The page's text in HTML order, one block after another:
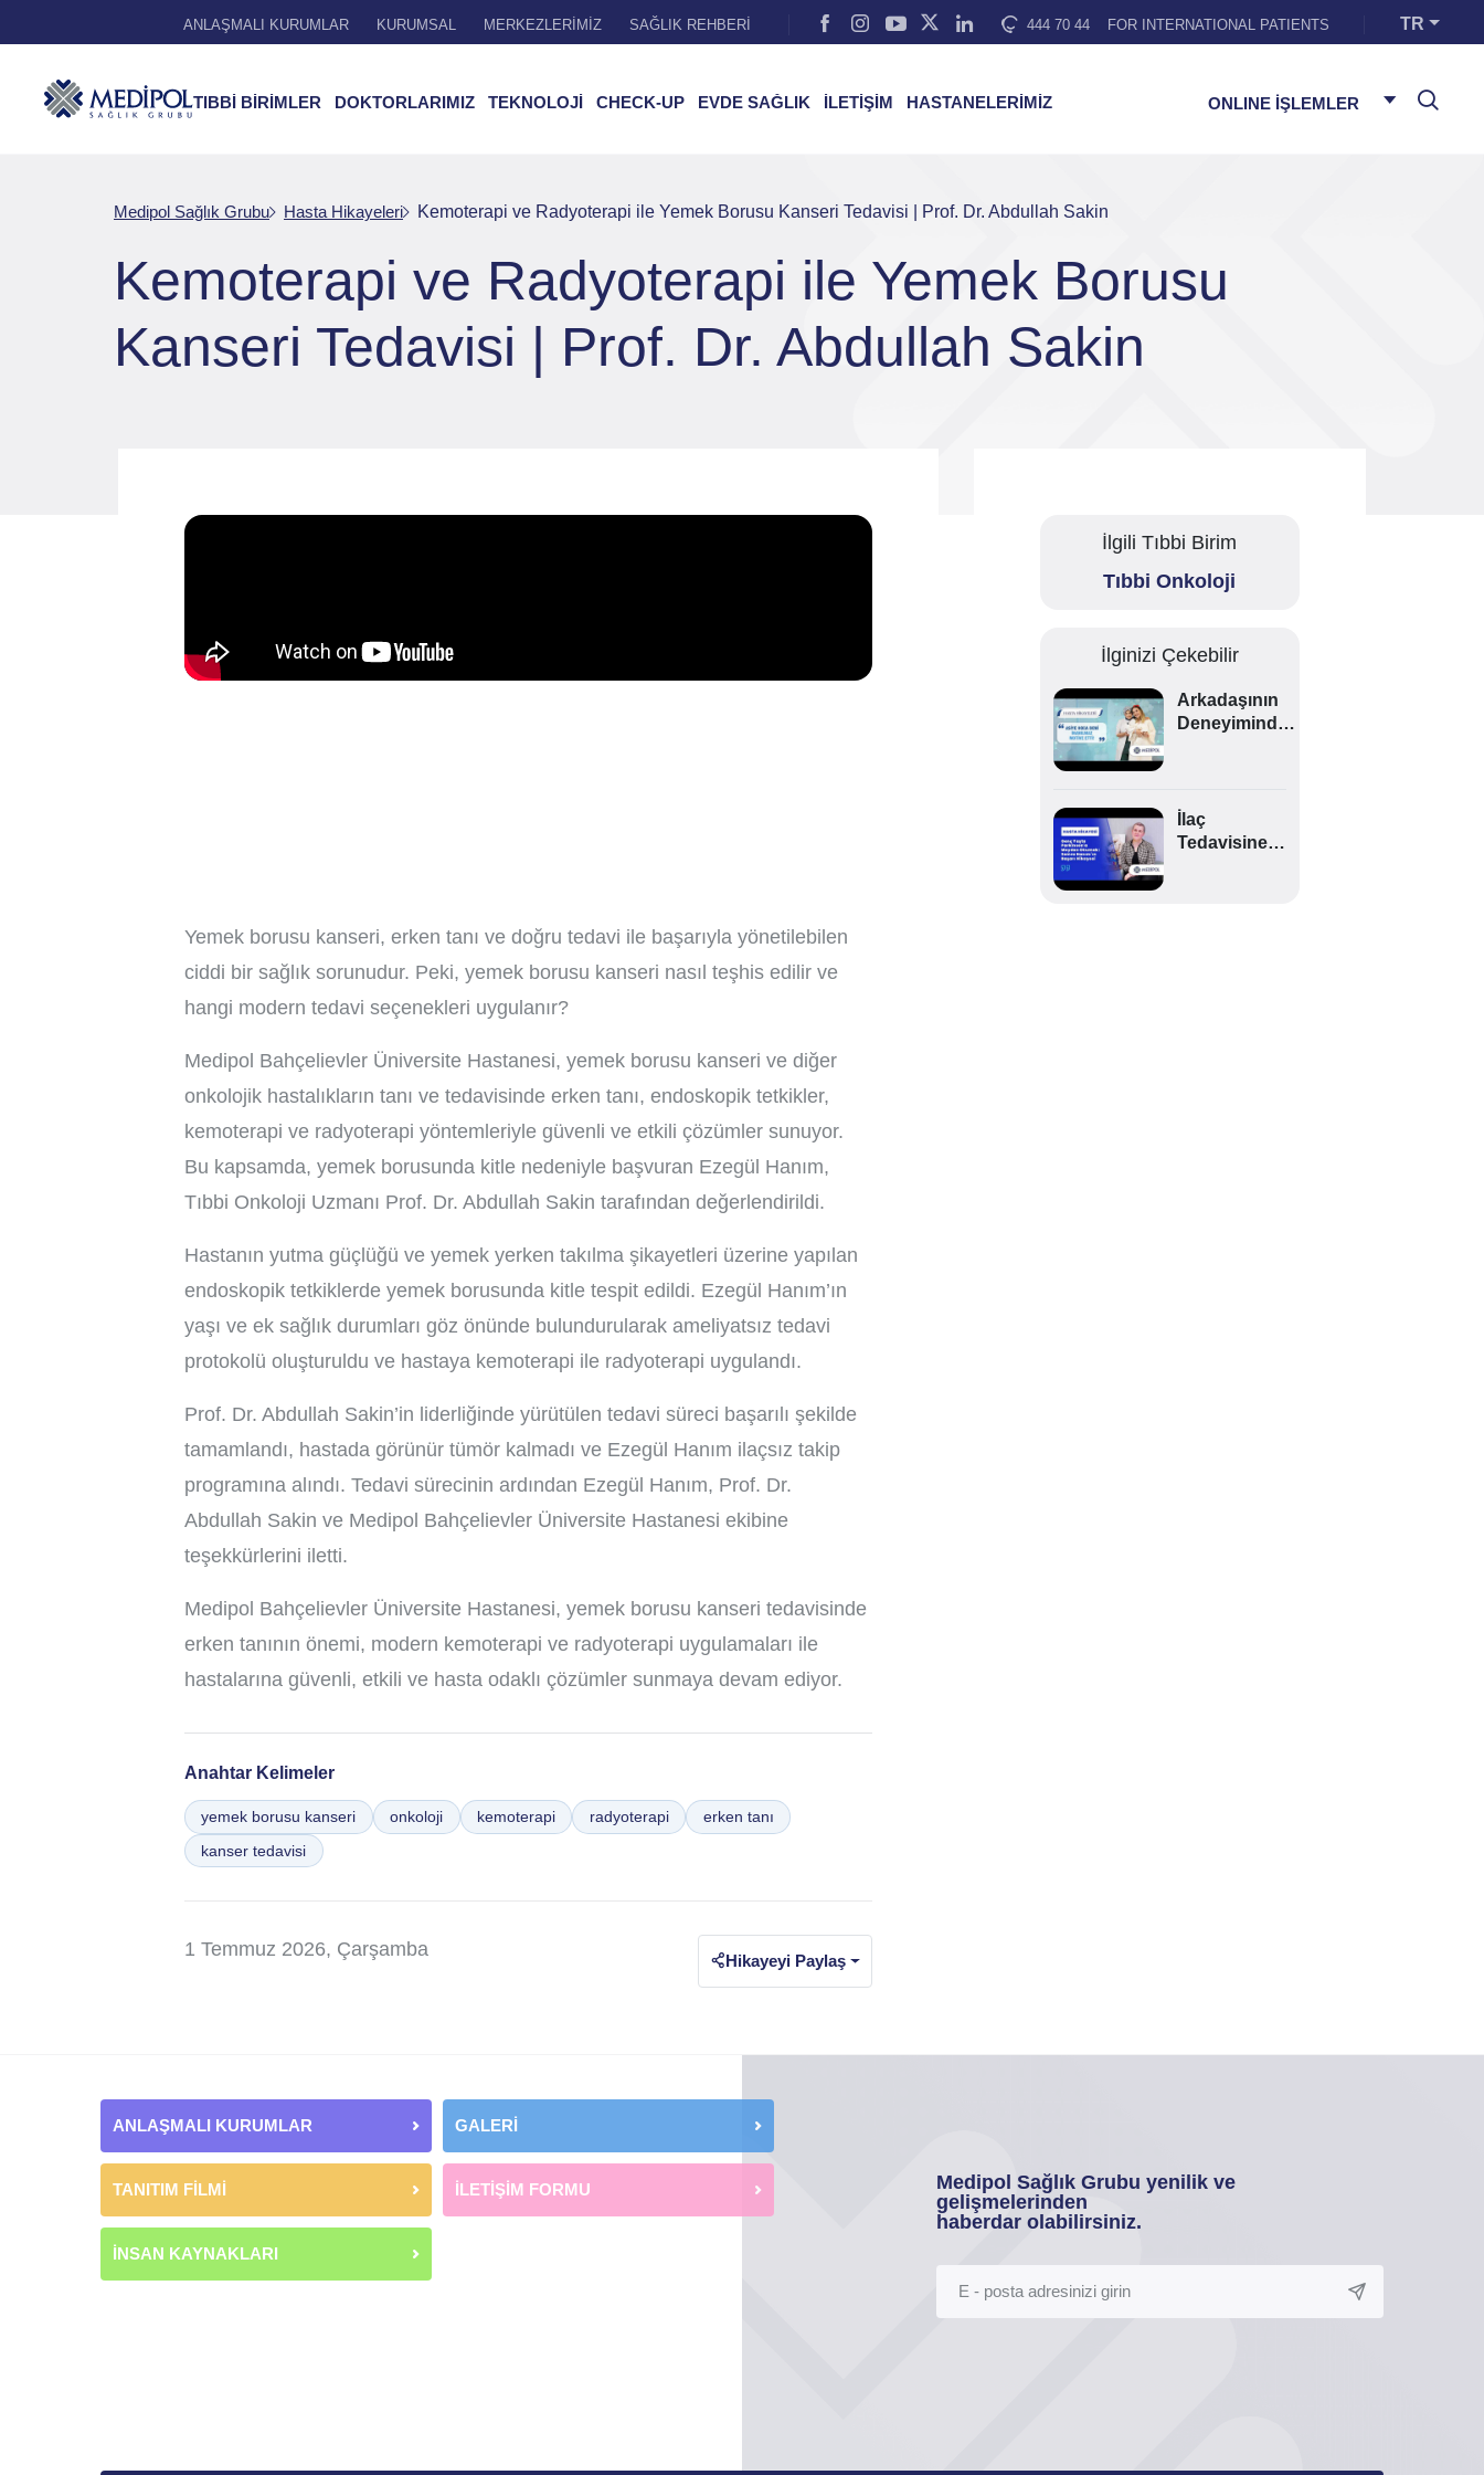
ANLAŞMALI KURUMLAR KURUMSAL MERKEZLERİMİZ SAĞLIK REHBERİ 444 70 44 FOR INTERNATIONAL PATIENTS TR
TIBBİ BİRİMLER DOKTORLARIMIZ TEKNOLOJİ CHECK-UP EVDE SAĞLIK İLETİŞİM HASTANELERİMİZ ONLINE İŞLEMLER
Medipol Sağlık Grubu Hasta Hikayeleri Kemoterapi ve Radyoterapi ile Yemek Borusu Kanseri Tedavisi | Prof. Dr. Abdullah Sakin
Kemoterapi ve Radyoterapi ile Yemek Borusu
Kanseri Tedavisi | Prof. Dr. Abdullah Sakin
Yemek borusu kanseri, erken tanı ve doğru tedavi ile başarıyla yönetilebilen
ciddi bir sağlık sorunudur. Peki, yemek borusu kanseri nasıl teşhis edilir ve
hangi modern tedavi seçenekleri uygulanır?
Medipol Bahçelievler Üniversite Hastanesi, yemek borusu kanseri ve diğer
onkolojik hastalıkların tanı ve tedavisinde erken tanı, endoskopik tetkikler,
kemoterapi ve radyoterapi yöntemleriyle güvenli ve etkili çözümler sunuyor.
Bu kapsamda, yemek borusunda kitle nedeniyle başvuran Ezegül Hanım,
Tıbbi Onkoloji Uzmanı Prof. Dr. Abdullah Sakin tarafından değerlendirildi.
Hastanın yutma güçlüğü ve yemek yerken takılma şikayetleri üzerine yapılan
endoskopik tetkiklerde yemek borusunda kitle tespit edildi. Ezegül Hanım’ın
yaşı ve ek sağlık durumları göz önünde bulundurularak ameliyatsız tedavi
protokolü oluşturuldu ve hastaya kemoterapi ile radyoterapi uygulandı.
Prof. Dr. Abdullah Sakin’in liderliğinde yürütülen tedavi süreci başarılı şekilde
tamamlandı, hastada görünür tümör kalmadı ve Ezegül Hanım ilaçsız takip
programına alındı. Tedavi sürecinin ardından Ezegül Hanım, Prof. Dr.
Abdullah Sakin ve Medipol Bahçelievler Üniversite Hastanesi ekibine
teşekkürlerini iletti.
Medipol Bahçelievler Üniversite Hastanesi, yemek borusu kanseri tedavisinde
erken tanının önemi, modern kemoterapi ve radyoterapi uygulamaları ile
hastalarına güvenli, etkili ve hasta odaklı çözümler sunmaya devam ediyor.
Anahtar Kelimeler
yemek borusu kanseri onkoloji kemoterapi radyoterapi
erken tanı
kanser tedavisi
1 Temmuz 2026, Çarşamba
Hikayeyi Paylaş
İlgili Tıbbi Birim
Tıbbi Onkoloji
İlginizi Çekebilir
Arkadaşının
Deneyiminden
Bebeğine
Kavuştu! |
İlaç
Tedavisine
ANLAŞMALI KURUMLAR GALERİ
TANITIM FİLMİ İLETİŞİM FORMU
İNSAN KAYNAKLARI
Medipol Sağlık Grubu yenilik ve
gelişmelerinden
haberdar olabilirsiniz.